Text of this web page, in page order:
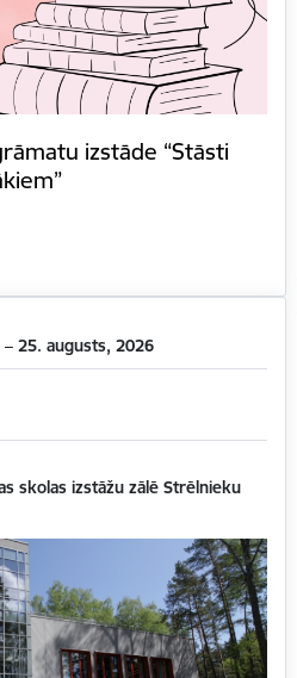
izstāde “Stāsti
25. augusts, 2026
skolas izstāžu zālē Strēlnieku